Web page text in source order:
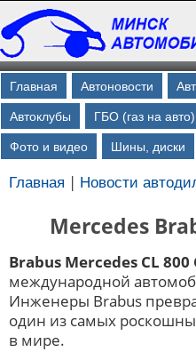
Главная Автоновости
Автоклубы ГБО (газ на авто)
Фото и видео Шины, диски
Главная | Новости
Mercedes
Brabus Mercedes CL 800
международной
Инженеры Brabus
один из самых
в мире.